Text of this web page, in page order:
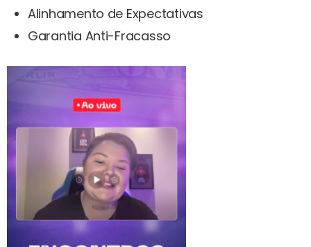
Alinhamento de Expectativas
Garantia Anti-Fracasso